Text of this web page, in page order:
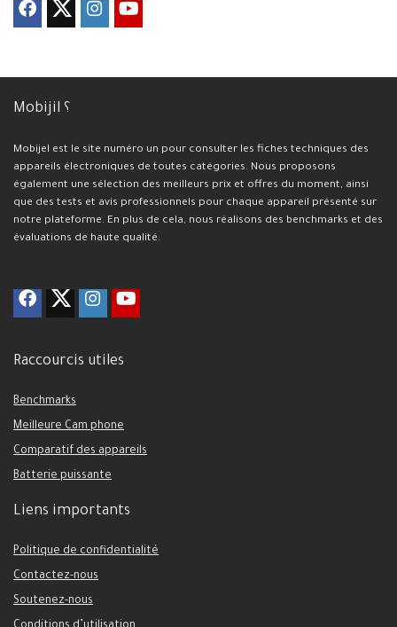
Mobijil ؟
Mobijel est le site numéro un pour consulter les fiches techniques des
appareils électroniques de toutes catégories. Nous proposons
également une sélection des meilleurs prix et offres du moment, ainsi
que des tests et avis professionnels pour chaque appareil présenté sur
notre plateforme. En plus de cela, nous réalisons des benchmarks et des
évaluations de haute qualité.
Raccourcis utiles
Benchmarks
Meilleure Cam phone
Comparatif des appareils
Batterie puissante
Liens importants
Politique de confidentialité
Contactez-nous
Soutenez-nous